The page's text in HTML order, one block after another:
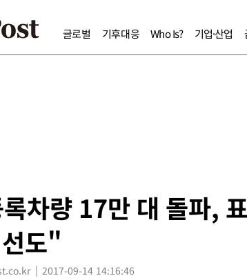
글로벌 기후대응 Who Is? 기업·산업
차량 17만 대 돌파,
도"
2017-09-14 14:16:46